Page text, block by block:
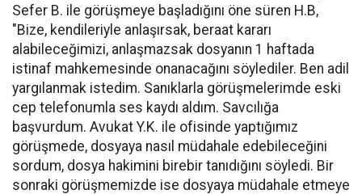
Sefer B. ile görüşmeye başladığını öne süren H.B,
"Bize, kendileriyle anlaşırsak, beraat kararı
alabileceğimizi, anlaşmazsak dosyanın 1 haftada
istinaf mahkemesinde onanacağını söylediler. Ben adil
yargılanmak istedim. Sanıklarla görüşmelerimde eski
cep telefonumla ses kaydı aldım. Savcılığa
başvurdum. Avukat Y.K. ile ofisinde yaptığımız
görüşmede, dosyaya nasıl müdahale edebileceğini
sordum, dosya hakimini birebir tanıdığını söyledi. Bir
sonraki görüşmemizde ise dosyaya müdahale etmeye